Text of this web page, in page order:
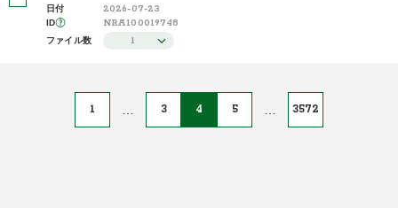
日付 2026-07-23
ID NRA100019748
ファイル数 1
1 3 4 5 3572